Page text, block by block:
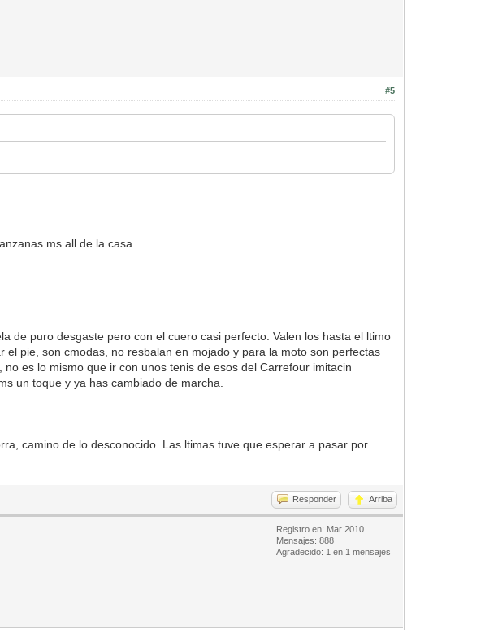
#5
ms all de la casa.
de puro desgaste pero con el cuero casi perfecto. Valen los hasta el ltimo
pie, son cmodas, no resbalan en mojado y para la moto son perfectas
es lo mismo que ir con unos tenis de esos del Carrefour imitacin
un toque y ya has cambiado de marcha.
camino de lo desconocido. Las ltimas tuve que esperar a pasar por
Responder Arriba
Registro en: Mar 2010
Mensajes: 888
Agradecido: 1 en 1 mensajes